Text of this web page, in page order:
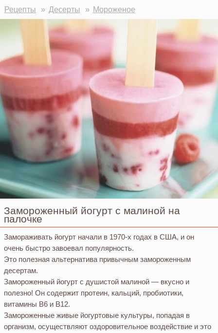
Рецепты Десерты Мороженое
Замороженный йогурт с малиной на
палочке
Замораживать йогурт начали в 1970-х годах в США, и он
очень быстро завоевал популярность.
Это полезная альтернатива привычным замороженным
десертам.
Замороженный йогурт с душистой малиной — вкусно и
полезно! Он содержит протеин, кальций, пробиотики,
витамины В6 и В12.
Замороженные живые йогуртовые культуры, попадая в
организм, осуществляют оздоровительное воздействие и это